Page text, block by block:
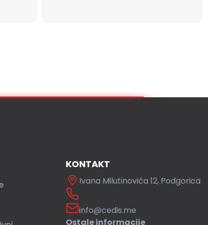
KONTAKT
Ivana Milutinovića 12, Podgorica
info@cedis.me
Ostale informacije